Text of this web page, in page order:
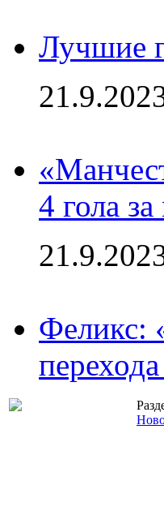
Лучшие
4 гола
Феликс: